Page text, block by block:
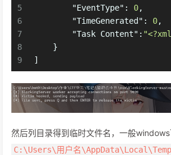
5
6
7
8
9
"EventType" : 0,
"TimeGenerated" : 0,
"Task Content" :
}
]
然后列目录得到临时文件名，一般
C:\Users\用户名\AppData\Local\Temp